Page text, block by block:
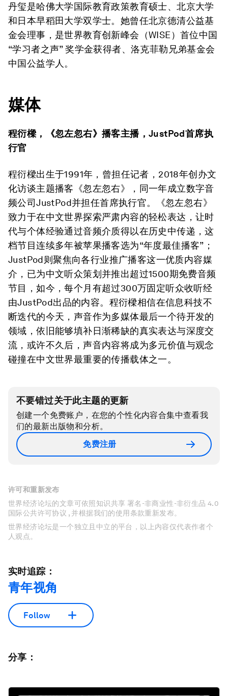
丹玺是哈佛大学国际教育政策教育硕士、北京大学
和日本早稻田大学双学士。她曾任北京德清公益基
金会理事，是世界教育创新峰会（WISE）首位中国
“学习者之声” 奖学金获得者、洛克菲勒兄弟基金会
中国公益学人。
媒体
程衍樑，《忽左忽右》播客主播，JustPod首席执
行官
程衍樑出生于1991年，曾担任记者，2018年创办文
化访谈主题播客《忽左忽右》，同一年成立数字音
频公司JustPod并担任首席执行官。《忽左忽右》
致力于在中文世界探索严肃内容的轻松表达，让时
代与个体经验通过音频介质得以在历史中传递，这
档节目连续多年被苹果播客选为“年度最佳播客”；
JustPod则聚焦向各行业推广播客这一优质内容媒
介，已为中文听众策划并推出超过1500期免费音频
节目，如今，每个月有超过300万固定听众收听经
由JustPod出品的内容。程衍樑相信在信息科技不
断迭代的今天，声音作为多媒体最后一个待开发的
领域，依旧能够填补日渐稀缺的真实表达与深度交
流，或许不久后，声音内容将成为多元价值与观念
碰撞在中文世界最重要的传播载体之一。
不要错过关于此主题的更新
创建一个免费账户，在您的个性化内容合集中查看我
们的最新出版物和分析。
免费注册
许可和重新发布
世界经济论坛的文章可依照知识共享 署名-非商业性-非衍生品 4.0
国际公共许可协议 , 并根据我们的使用条款重新发布。
世界经济论坛是一个独立且中立的平台，以上内容仅代表作者个
人观点。
实时追踪：
青年视角
Follow
分享：